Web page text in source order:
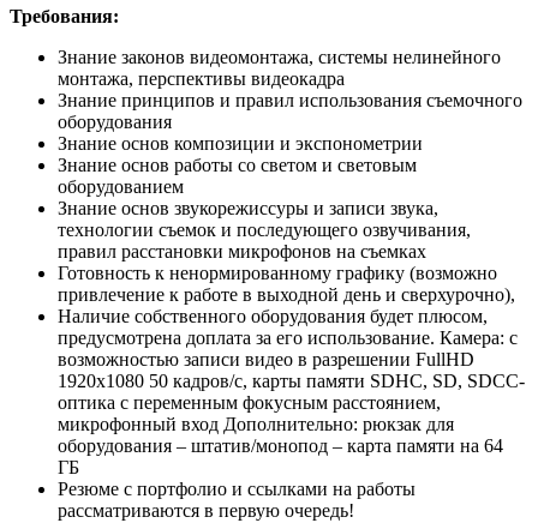
Требования:
Знание законов видеомонтажа, системы нелинейного
монтажа, перспективы видеокадра
Знание принципов и правил использования съемочного
оборудования
Знание основ композиции и экспонометрии
Знание основ работы со светом и световым
оборудованием
Знание основ звукорежиссуры и записи звука,
технологии съемок и последующего озвучивания,
правил расстановки микрофонов на съемках
Готовность к ненормированному графику (возможно
привлечение к работе в выходной день и сверхурочно),
Наличие собственного оборудования будет плюсом,
предусмотрена доплата за его использование. Камера: с
возможностью записи видео в разрешении FullHD
1920x1080 50 кадров/с, карты памяти SDHC, SD, SDCC-
оптика с переменным фокусным расстоянием,
микрофонный вход Дополнительно: рюкзак для
оборудования – штатив/монопод – карта памяти на 64
ГБ
Резюме с портфолио и ссылками на работы
рассматриваются в первую очередь!